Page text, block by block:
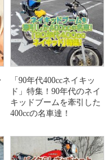
「90年代400ccネイキッ
ド」特集！90年代のネイ
キッドブームを牽引した
400ccの名車達！